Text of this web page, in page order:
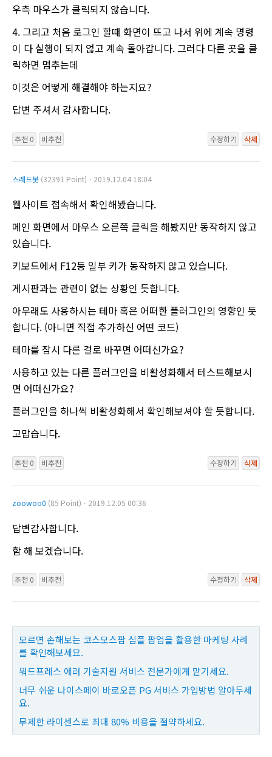
우측 마우스가 클릭되지 않습니다.
4. 그리고 처음 로그인 할때 화면이 뜨고 나서 위에 계속 명령
이 다 실행이 되지 얺고 계속 돌아갑니다. 그러다 다른 곳을 클
릭하면 멈추는데
이것은 어떻게 해결해야 하는지요?
답변 주셔서 감사합니다.
추천 0 비추천 수정하기 삭제
스레드봇 (32391 Point)ㆍ2019.12.04 18:04
웹사이트 접속해서 확인해봤습니다.
메인 화면에서 마우스 오른쪽 클릭을 해봤지만 동작하지 않고
있습니다.
키보드에서 F12등 일부 키가 동작하지 않고 있습니다.
게시판과는 관련이 없는 상황인 듯합니다.
아무래도 사용하시는 테마 혹은 어떠한 플러그인의 영향인 듯
합니다. (아니면 직접 추가하신 어떤 코드)
테마를 잠시 다른 걸로 바꾸면 어떠신가요?
사용하고 있는 다른 플러그인을 비활성화해서 테스트해보시
면 어떠신가요?
플러그인을 하나씩 비활성화해서 확인해보셔야 할 듯합니다.
고맙습니다.
추천 0 비추천 수정하기 삭제
zoowoo0 (85 Point)ㆍ2019.12.05 00:36
답변감사합니다.
함 해 보겠습니다.
추천 0 비추천 수정하기 삭제
모르면 손해보는 코스모스팜 심플 팝업을 활용한 마케팅 사례
를 확인해보세요.
워드프레스 에러 기술지원 서비스 전문가에게 맡기세요.
너무 쉬운 나이스페이 바로오픈 PG 서비스 가입방법 알아두세
요.
무제한 라이센스로 최대 80% 비용을 절약하세요.